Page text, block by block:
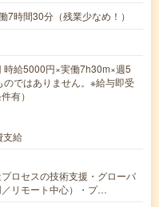
時間30分（残業少なめ！）
給5000円×実働7h30m×週5
ではありません。※給与即受
有）
支給
ロセスの技術支援・グローバ
リモート中心）・プ…